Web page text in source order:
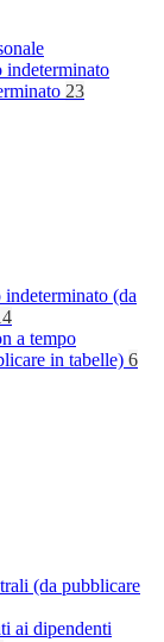
indeterminato
23
indeterminato (da
a tempo
in tabelle) 6
(da pubblicare
ai dipendenti